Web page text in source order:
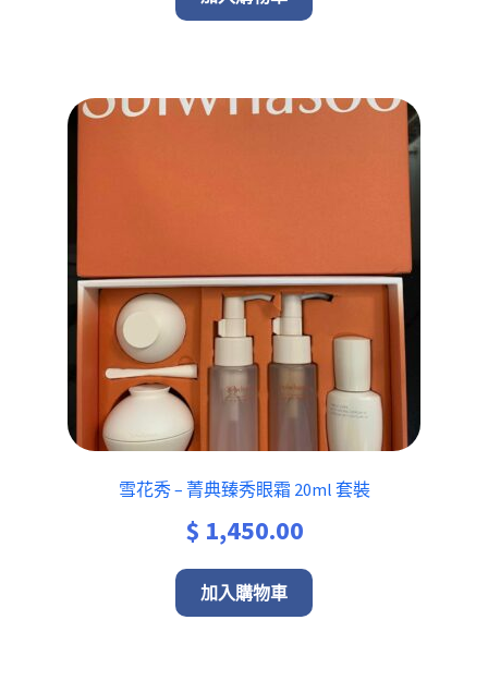
雪花秀 – 菁典臻秀眼霜 20ml 套裝
$ 1,450.00
加入購物車